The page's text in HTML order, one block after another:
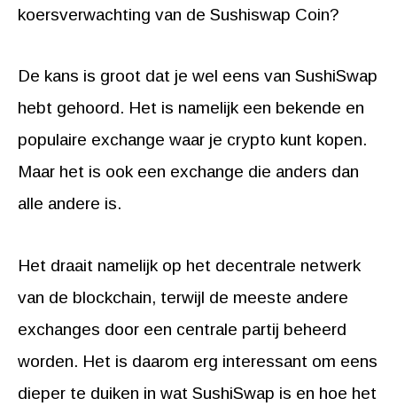
koersverwachting van de Sushiswap Coin?
De kans is groot dat je wel eens van SushiSwap
hebt gehoord. Het is namelijk een bekende en
populaire exchange waar je crypto kunt kopen.
Maar het is ook een exchange die anders dan
alle andere is.
Het draait namelijk op het decentrale netwerk
van de blockchain, terwijl de meeste andere
exchanges door een centrale partij beheerd
worden. Het is daarom erg interessant om eens
dieper te duiken in wat SushiSwap is en hoe het